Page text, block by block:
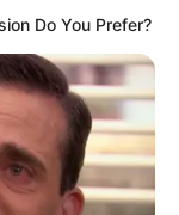
РФ и объявлен в
в
Харькова.
предателю, -